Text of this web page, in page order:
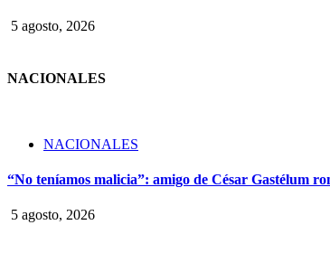
5 agosto, 2026
NACIONALES
NACIONALES
“No teníamos malicia”: amigo de César Gastélum
5 agosto, 2026